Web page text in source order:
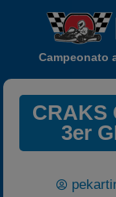
Campeonato
CRAKS
3er